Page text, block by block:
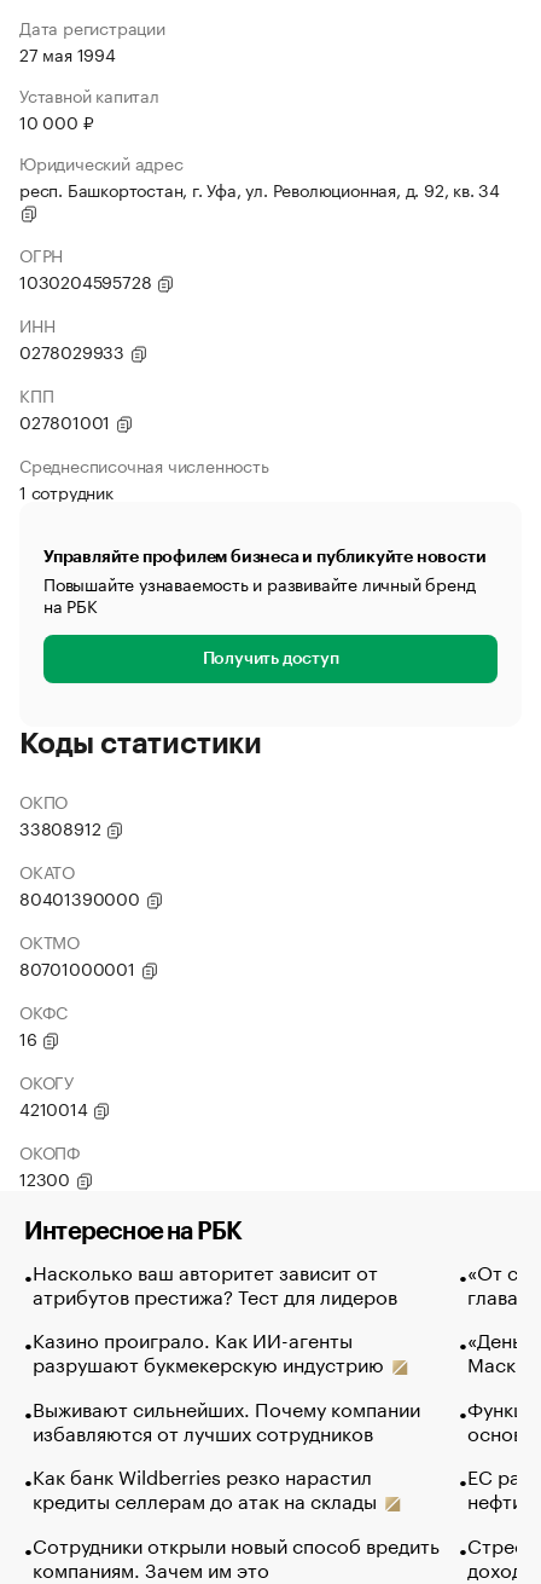
Дата регистрации
27 мая 1994
Уставной капитал
10 000 ₽
Юридический адрес
респ. Башкортостан, г. Уфа, ул. Революционная, д. 92, кв. 34
ОГРН
1030204595728
ИНН
0278029933
КПП
027801001
Среднесписочная численность
1 сотрудник
Управляйте профилем бизнеса и публикуйте новости
Повышайте узнаваемость и развивайте личный бренд
на РБК
Получить доступ
Коды статистики
ОКПО
33808912
ОКАТО
80401390000
ОКТМО
80701000001
ОКФС
16
ОКОГУ
4210014
ОКОПФ
12300
Интересное на РБК
Насколько ваш авторитет зависит от
атрибутов престижа? Тест для лидеров
Казино проиграло. Как ИИ-агенты
разрушают букмекерскую индустрию
Выживают сильнейших. Почему компании
избавляются от лучших сотрудников
Как банк Wildberries резко нарастил
кредиты селлерам до атак на склады
Сотрудники открыли новый способ вредить
компаниям. Зачем им это
«От
глава
Маск в
основ
ЕС
нефти